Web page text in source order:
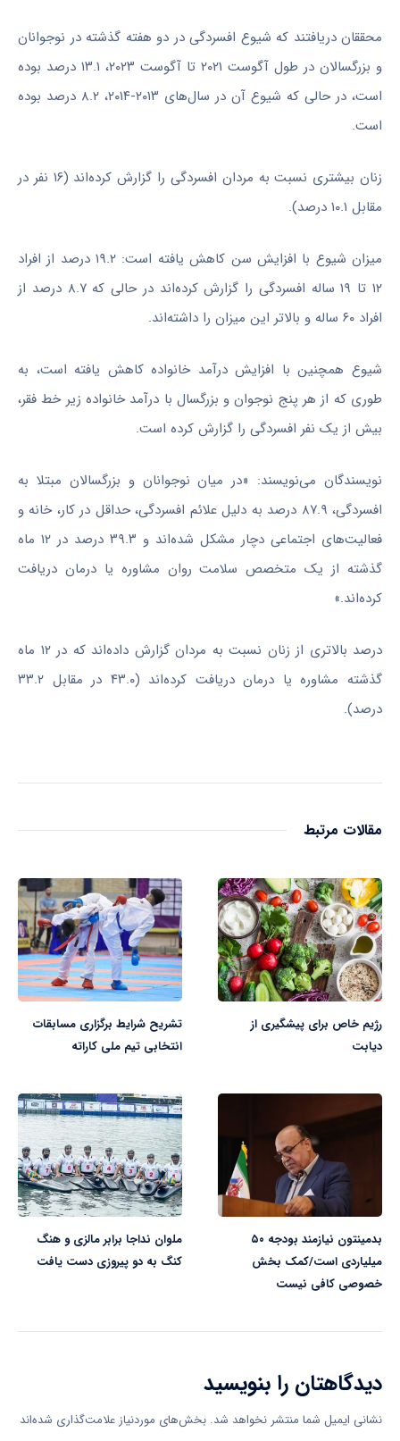
محققان دریافتند که شیوع افسردگی در دو هفته گذشته در نوجوانان
و بزرگسالان در طول آگوست ۲۰۲۱ تا آگوست ۲۰۲۳، ۱۳.۱ درصد بوده
است، در حالی که شیوع آن در سال‌های ۲۰۱۳-۲۰۱۴، ۸.۲ درصد بوده
است.
زنان بیشتری نسبت به مردان افسردگی را گزارش کرده‌اند (۱۶ نفر در
مقابل ۱۰.۱ درصد).
میزان شیوع با افزایش سن کاهش یافته است: ۱۹.۲ درصد از افراد
۱۲ تا ۱۹ ساله افسردگی را گزارش کرده‌اند در حالی که ۸.۷ درصد از
افراد ۶۰ ساله و بالاتر این میزان را داشته‌اند.
شیوع همچنین با افزایش درآمد خانواده کاهش یافته است، به
طوری که از هر پنج نوجوان و بزرگسال با درآمد خانواده زیر خط فقر،
بیش از یک نفر افسردگی را گزارش کرده است.
نویسندگان می‌نویسند: «در میان نوجوانان و بزرگسالان مبتلا به
افسردگی، ۸۷.۹ درصد به دلیل علائم افسردگی، حداقل در کار، خانه و
فعالیت‌های اجتماعی دچار مشکل شده‌اند و ۳۹.۳ درصد در ۱۲ ماه
گذشته از یک متخصص سلامت روان مشاوره یا درمان دریافت
کرده‌اند.»
درصد بالاتری از زنان نسبت به مردان گزارش داده‌اند که در ۱۲ ماه
گذشته مشاوره یا درمان دریافت کرده‌اند (۴۳.۰ در مقابل ۳۳.۲
درصد).
مقالات مرتبط
رژیم خاص برای پیشگیری از
دیابت
تشریح شرایط برگزاری مسابقات
انتخابی تیم ملی کاراته
بدمینتون نیازمند بودجه ۵۰
میلیاردی است/کمک بخش
خصوصی کافی نیست
ملوان نداجا برابر مالزی و هنگ
کنگ به دو پیروزی دست یافت
دیدگاهتان را بنویسید
نشانی ایمیل شما منتشر نخواهد شد. بخش‌های موردنیاز علامت‌گذاری شده‌اند